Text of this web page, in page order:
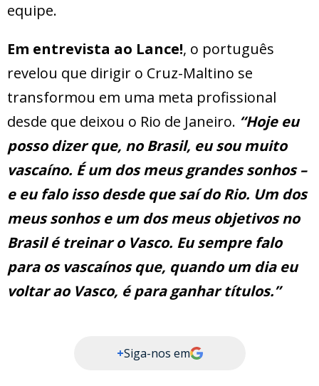
equipe.
Em entrevista ao Lance!, o português
revelou que dirigir o Cruz-Maltino se
transformou em uma meta profissional
desde que deixou o Rio de Janeiro. “Hoje eu
posso dizer que, no Brasil, eu sou muito
vascaíno. É um dos meus grandes sonhos –
e eu falo isso desde que saí do Rio. Um dos
meus sonhos e um dos meus objetivos no
Brasil é treinar o Vasco. Eu sempre falo
para os vascaínos que, quando um dia eu
voltar ao Vasco, é para ganhar títulos.”
+Siga-nos em